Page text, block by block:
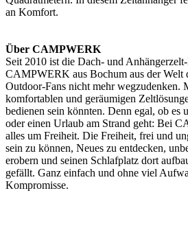
an Komfort.
Über CAMPWERK
Seit 2010 ist die Dach- und
CAMPWERK aus Bochum aus der Welt
Outdoor-Fans nicht mehr wegzudenken.
komfortablen und geräumigen
bedienen sein könnten. Denn egal, ob es
oder einen Urlaub am Strand geht: Bei
alles um Freiheit. Die Freiheit, frei und
sein zu können, Neues zu entdecken,
erobern und seinen Schlafplatz dort
gefällt. Ganz einfach und ohne viel
Kompromisse.